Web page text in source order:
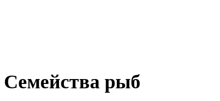
Семейства рыб